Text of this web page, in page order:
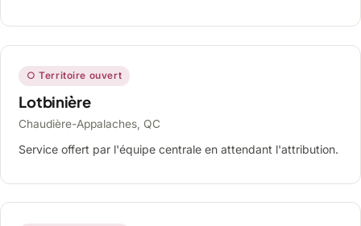
○ Territoire ouvert
Lotbinière
Chaudière-Appalaches, QC
Service offert par l'équipe centrale en attendant l'attribution.